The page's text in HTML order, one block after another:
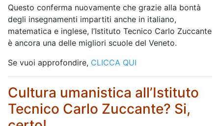
Questo conferma nuovamente che grazie alla bontà
degli insegnamenti impartiti anche in italiano,
matematica e inglese, l’Istituto Tecnico Carlo Zuccante
è ancora una delle migliori scuole del Veneto.
Se vuoi approfondire, CLICCA QUI
Cultura umanistica all’Istituto
Tecnico Carlo Zuccante? Si,